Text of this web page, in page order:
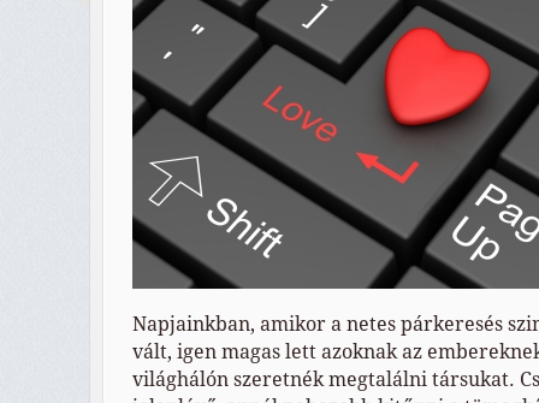
Napjainkban, amikor a netes párkeresés
vált, igen magas lett azoknak az
világhálón szeretnék megtalálni társukat.